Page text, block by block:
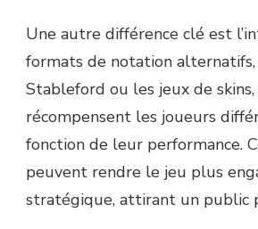
Une autre différence clé est
formats de notation
Stableford ou les jeux de
récompensent les joueurs
fonction de leur performance.
peuvent rendre le jeu plus
stratégique, attirant un public